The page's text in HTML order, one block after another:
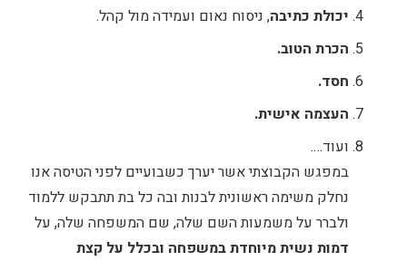
יכולת כתיבה, ניסוח נאום ועמידה מול קהל.
הכרת הטוב.
חסד.
העצמה אישית.
ועוד….
במפגש הקבוצתי אשר יערך כשבועיים לפני הטיסה אנו
נחלק משימה ראשונית לבנות ובה כל בת תתבקש ללמוד
ולברר על משמעות השם שלה, שם המשפחה שלה, על
דמות נשית מיוחדת במשפחה ובכלל על קצת